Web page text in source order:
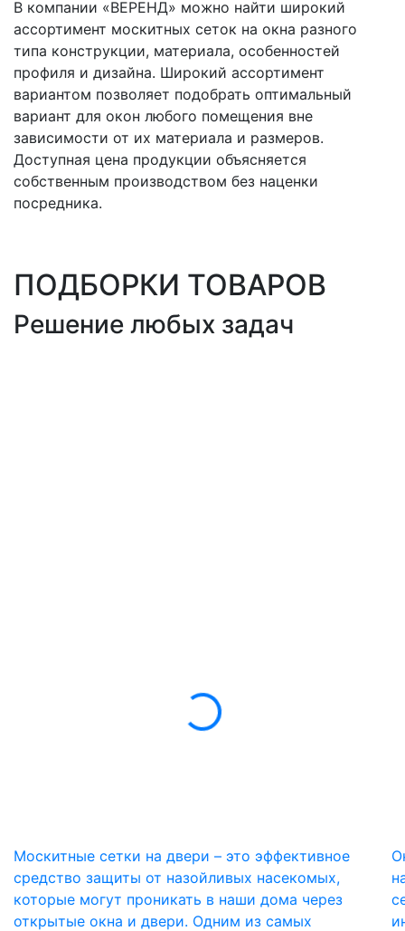
В компании «ВЕРЕНД» можно найти широкий
ассортимент москитных сеток на окна разного
типа конструкции, материала, особенностей
профиля и дизайна. Широкий ассортимент
вариантом позволяет подобрать оптимальный
вариант для окон любого помещения вне
зависимости от их материала и размеров.
Доступная цена продукции объясняется
собственным производством без наценки
посредника.
ПОДБОРКИ ТОВАРОВ
Решение любых задач
Москитные сетки на двери – это эффективное
средство защиты от назойливых насекомых,
которые могут проникать в наши дома через
открытые окна и двери. Одним из самых